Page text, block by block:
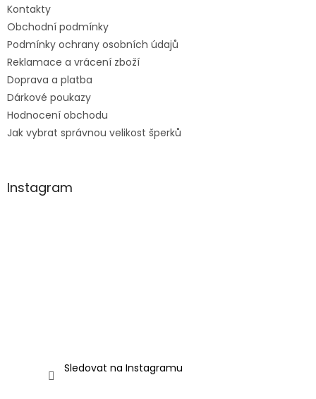
Kontakty
Obchodní podmínky
Podmínky ochrany osobních údajů
Reklamace a vrácení zboží
Doprava a platba
Dárkové poukazy
Hodnocení obchodu
Jak vybrat správnou velikost šperků
Instagram
Sledovat na Instagramu